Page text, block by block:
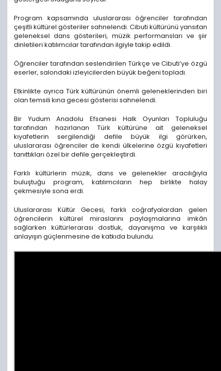
Program kapsamında uluslararası öğrenciler tarafından
çeşitli kültürel gösteriler sahnelendi. Cibuti kültürünü yansıtan
geleneksel dans gösterileri, müzik performansları ve şiir
dinletileri katılımcılar tarafından ilgiyle takip edildi.
Öğrenciler tarafından seslendirilen Türkçe ve Cibuti’ye özgü
eserler, salondaki izleyicilerden büyük beğeni topladı.
Etkinlikte ayrıca Türk kültürünün önemli geleneklerinden biri
olan temsili kına gecesi gösterisi sahnelendi.
Bir Yudum Anadolu Efsanesi Halk Oyunları Topluluğu
tarafından hazırlanan Türk kültürüne ait geleneksel
kıyafetlerin sergilendiği defile büyük ilgi görürken,
uluslararası öğrenciler de kendi ülkelerine özgü kıyafetleri
tanıttıkları özel bir defile gerçekleştirdi.
Farklı kültürlerin müzik, dans ve gelenekler aracılığıyla
buluştuğu program, katılımcıların hep birlikte halay
çekmesiyle sona erdi.
Uluslararası Kültür Gecesi, farklı coğrafyalardan gelen
öğrencilerin kültürel miraslarını paylaşmalarına imkân
sağlarken kültürlerarası dostluk, dayanışma ve karşılıklı
anlayışın güçlenmesine de katkıda bulundu.